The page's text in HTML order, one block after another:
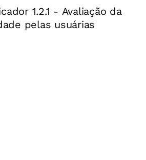
necessidades, de ações que
dos alunos e